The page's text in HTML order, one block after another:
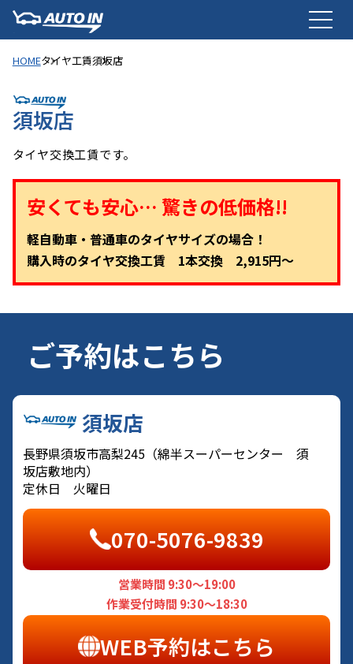
HOMEタイヤ工賃須坂店
須坂店
タイヤ交換工賃です。
安くても安心… 驚きの低価格!!
軽自動車・普通車のタイヤサイズの場合！
購入時のタイヤ交換工賃 1本交換 2,915円～
ご予約はこちら
須坂店
長野県須坂市高梨245（綿半スーパーセンター 須
坂店敷地内）
定休日 火曜日
070-5076-9839
営業時間 9:30～19:00
作業受付時間 9:30～18:30
WEB予約はこちら